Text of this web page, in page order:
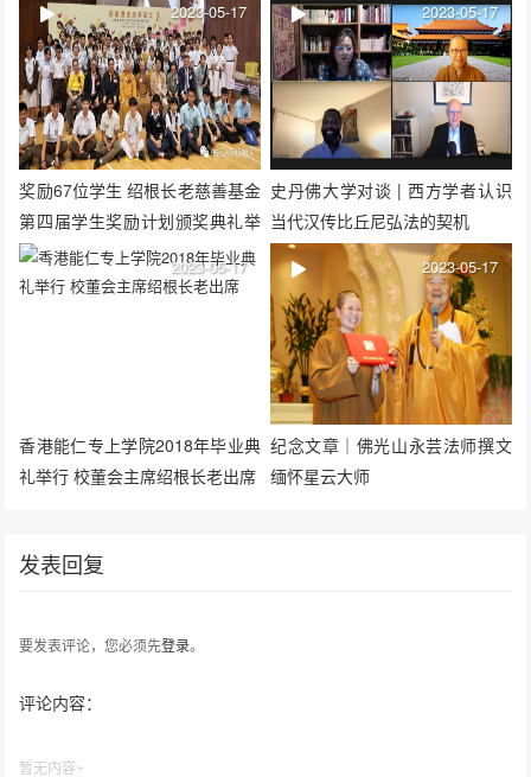
奖励67位学生 绍根长老慈善基金
第四届学生奖励计划颁奖典礼举
行
2023-05-17
史丹佛大学对谈 | 西方学者认识
当代汉传比丘尼弘法的契机
2023-05-17
香港能仁专上学院2018年毕业典
礼举行 校董会主席绍根长老出席
2023-05-17
纪念文章｜佛光山永芸法师撰文
缅怀星云大师
2023-05-17
发表回复
要发表评论，您必须先登录。
评论内容：
暂无内容~